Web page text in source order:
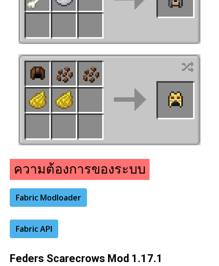
ความต้องการของระบบ
Fabric Modloader
Fabric API
Feders Scarecrows Mod 1.17.1